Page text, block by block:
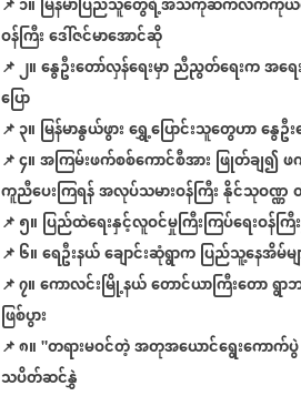
📌 ၁။ မြန်မာပြည်သူတွေရဲ့အသံကိုဆက်လက်ကိုယ်စ
ဝန်ကြီးဒေါ်ဇင်မာအောင်ဆို
📌၂။နွေဦးတော်လှန်ရေးမှာညီညွတ်ရေးကအရေ
ပြော
📌၃။ မြန်မာနွယ်ဖွားရွှေ့ပြောင်းသူတွေဟာနွေဦ
📌၄။အကြမ်းဖက်စစ်ကောင်စီအား ဖြုတ်ချ၍ဖ
ကူညီပေးကြရန်အလုပ်သမားဝန်ကြီးနိုင်သုဝဏ္ဏ
📌၅။ ပြည်ထဲရေးနှင့်လူဝင်မှုကြီးကြပ်ရေးဝန်ကြီ
📌၆။ရေဦးနယ်ချောင်းဆုံရွာကပြည်သူ့နေအိမ်မ
📌၇။ကောလင်းမြို့နယ်တောင်ယာကြီးတောရွ
ဖြစ်ပွား
📌၈။ "တရားမဝင်တဲ့အတုအယောင်ရွေးကောက်ပွဲ
သပိတ်ဆင်နွှဲ